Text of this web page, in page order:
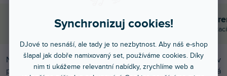
Synchronizuj cookies!
DJové to nesnáší, ale tady je to nezbytnost. Aby náš e-shop
šlapal jak dobře namixovaný set, používáme cookies. Díky
nim ti ukážeme relevantní nabídky, zrychlíme web a
Objednej do 15:00
A máš to druhý den doma
Poradíme s
Chválí nás za komunikaci
Nalepovací skin pro mixážní pult Pioneer DJM-350 v
provedení FULL COLORS,barva army green (vojenská